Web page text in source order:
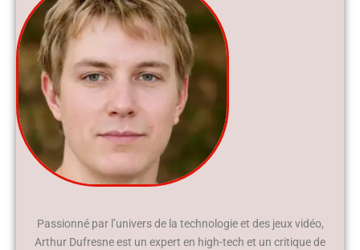
Passionné par l’univers de la technologie et des jeux vidéo,
Arthur Dufresne est un expert en high-tech et un critique de